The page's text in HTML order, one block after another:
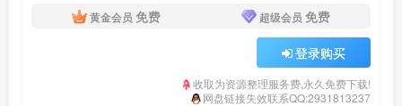
黄金会员 免费 超级会员 免费
登录购买
收取为资源整理服务费,永久免费下载!
网盘链接失效联系QQ:2931813237